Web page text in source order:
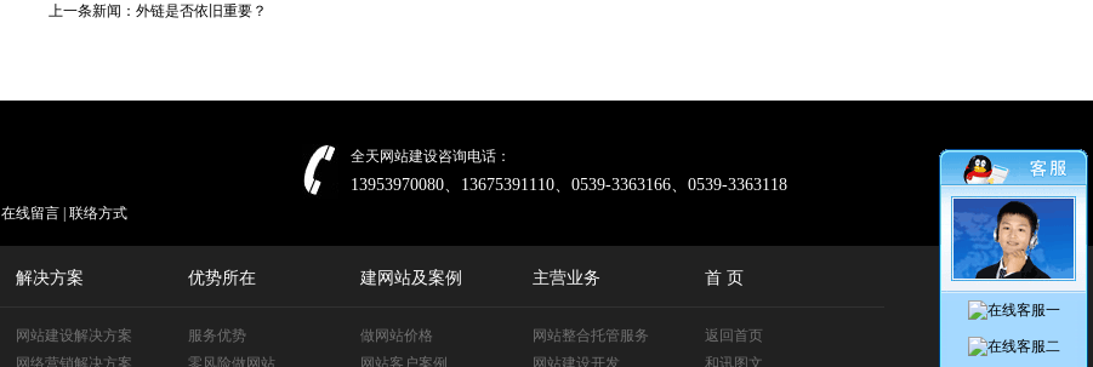
上一条新闻： 外链是否依旧重要？
在线留言 联络方式
全天网站建设咨询电话：
13953970080、13675391110、0539-3363166、0539-3363118
解决方案 优势所在 建网站及案例 主营业务 首 页
网站建设解决方案
网络营销解决方案
服务优势
零风险做网站
做网站价格
网站客户案例
网站整合托管服务
网站建设开发
返回首页
和讯图文